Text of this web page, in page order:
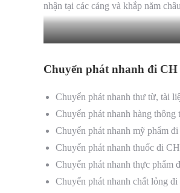
nhận tại các cảng và khắp năm
Chuyển phát nhanh đi CH
Chuyển phát nhanh thư từ, tài
Chuyển phát nhanh hàng
Chuyển phát nhanh mỹ phẩm
Chuyển phát nhanh thuốc đi
Chuyển phát nhanh thực phẩm
Chuyển phát nhanh chất lỏng